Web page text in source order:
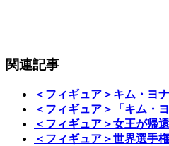
関連記事
＜フィギュア＞キム・ヨ
＜フィギュア＞「キム・
＜フィギュア＞女王が帰
＜フィギュア＞世界選手